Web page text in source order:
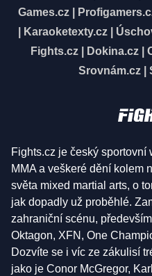
Games.cz
Karaoketexty.cz|
Fights.cz
Dokina.cz
Srovnám.cz
Fights.cz je český sportovní
MMA a veškeré dění kolem
světa mixed martial arts, o
jak dopadly už proběhlé.
zahraniční scénu,
Oktagon, XFN, One
Dozvíte se i víc ze zákulisí
jako je Conor McGregor,